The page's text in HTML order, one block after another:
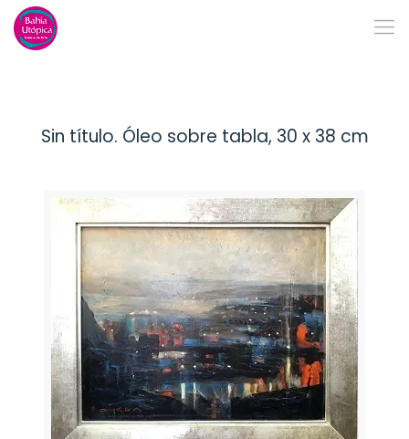
Sin título. Óleo sobre tabla, 30 x 38 cm